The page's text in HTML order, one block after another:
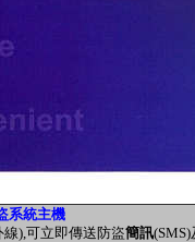
系統主機
),可立即傳送防盜簡訊(SMS)